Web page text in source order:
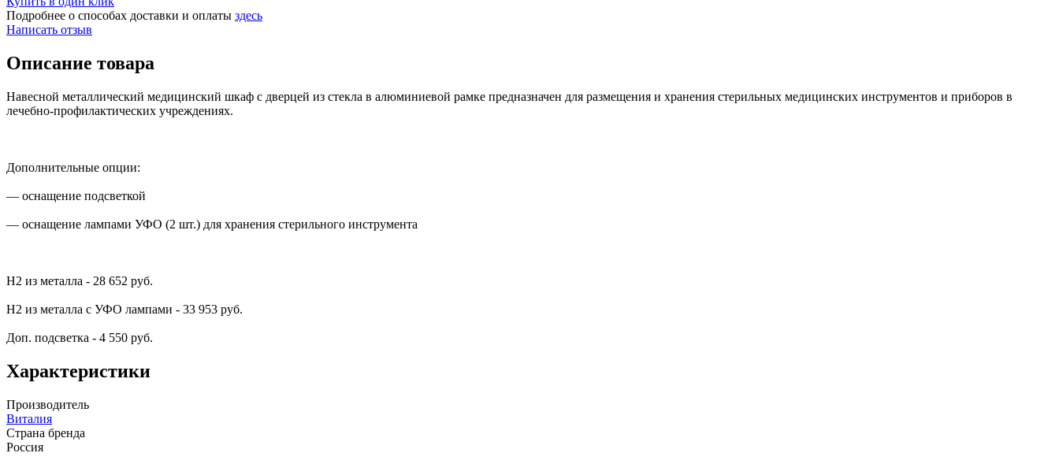
Подробнее о способах доставки и оплаты здесь
Написать отзыв
Описание товара
Навесной металлический медицинский шкаф с дверцей из стекла в алюминиевой рамке предназначен для размещения и хранения стерильных медицинских инструментов и приборов в
лечебно-профилактических учреждениях.
Дополнительные опции:
— оснащение подсветкой
— оснащение лампами УФО (2 шт.) для хранения стерильного инструмента
Н2 из металла - 28 652 руб.
Н2 из металла с УФО лампами - 33 953 руб.
Доп. подсветка - 4 550 руб.
Характеристики
Производитель
Виталия
Страна бренда
Россия